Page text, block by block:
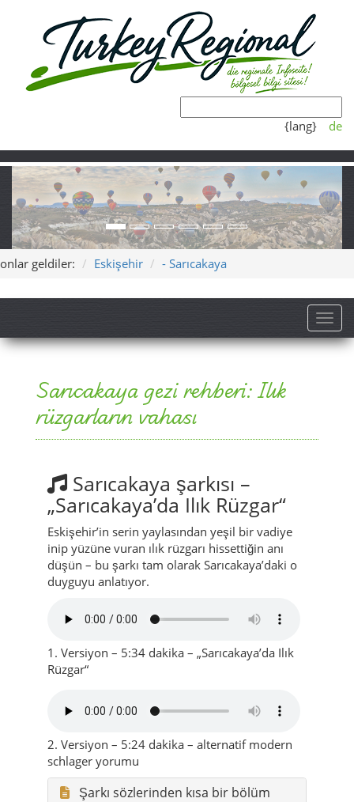
{lang} de
onlar geldiler: Eskişehir - Sarıcakaya
Sarıcakaya gezi rehberi: Ilık
rüzgarların vahası
Sarıcakaya şarkısı –
„Sarıcakaya’da Ilık Rüzgar“
Eskişehir’in serin yaylasından yeşil bir vadiye
inip yüzüne vuran ılık rüzgarı hissettiğin anı
düşün – bu şarkı tam olarak Sarıcakaya’daki o
duyguyu anlatıyor.
1. Versiyon – 5:34 dakika – „Sarıcakaya’da Ilık
Rüzgar“
2. Versiyon – 5:24 dakika – alternatif modern
schlager yorumu
Şarkı sözlerinden kısa bir bölüm